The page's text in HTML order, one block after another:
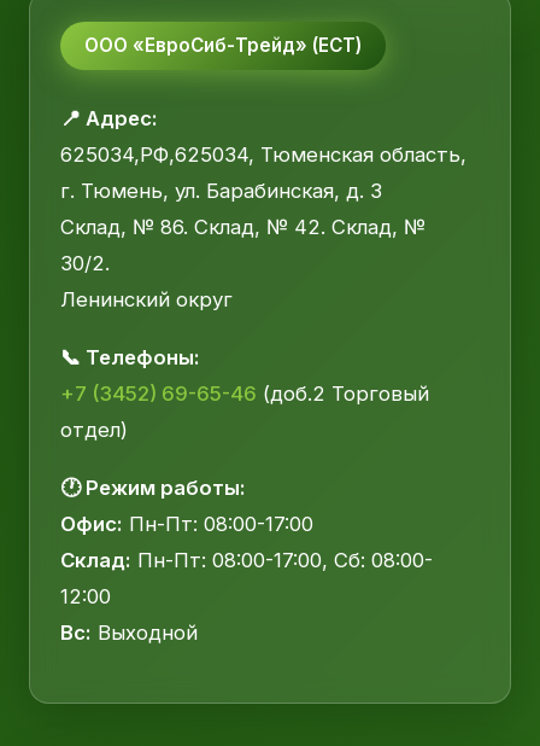
ООО «ЕвроСиб-Трейд» (ЕСТ)
📍 Адрес:
625034,РФ,625034, Тюменская область,
г. Тюмень, ул. Барабинская, д. 3
Склад, № 86. Склад, № 42. Склад, №
30/2.
Ленинский округ
📞 Телефоны:
+7 (3452) 69-65-46 (доб.2 Торговый
отдел)
🕐 Режим работы:
Офис: Пн-Пт: 08:00-17:00
Склад: Пн-Пт: 08:00-17:00, Сб: 08:00-
12:00
Вс: Выходной